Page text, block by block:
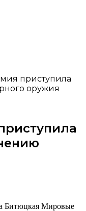
приступила
оружия
Битюцкая Мировые